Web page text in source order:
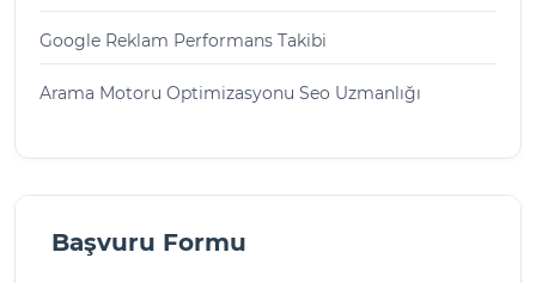
Google Reklam Performans Takibi
Arama Motoru Optimizasyonu Seo Uzmanlığı
Başvuru Formu